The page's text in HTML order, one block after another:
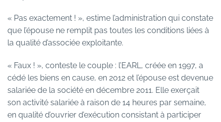
« Pas exactement ! », estime l’administration qui constate
que l’épouse ne remplit pas toutes les conditions liées à
la qualité d’associée exploitante.
« Faux ! », conteste le couple : l’EARL, créée en 1997, a
cédé les biens en cause, en 2012 et l’épouse est devenue
salariée de la société en décembre 2011. Elle exerçait
son activité salariée à raison de 14 heures par semaine,
en qualité d’ouvrier d’exécution consistant à participer